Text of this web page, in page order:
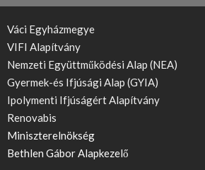
Váci Egyházmegye
VIFI Alapítvány
Nemzeti Együttműködési Alap (NEA)
Gyermek-és Ifjúsági Alap (GYIA)
Ipolymenti Ifjúságért Alapítvány
Renovabis
Miniszterelnökség
Bethlen Gábor Alapkezelő